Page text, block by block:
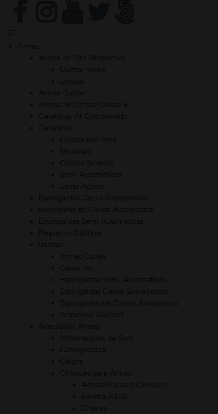
Armas
Armas de Tiro Desportivo
Curtas-novas
Longas
Armas Curtas
Armas de Defesa Classe E
Carabinas Ar Comprimido
Carabinas
Culatra Retilínea
Monotiro
Culatra Simples
Semi Automáticas
Lever Action
Espingardas Canos Sobrepostos
Espingarda de Canos Justapostos
Espingardas Semi Automáticas
Pequenos Calibres
Usadas
Armas Curtas
Carabinas
Espingardas Semi-Automáticas
Espingardas Canos Sobrepostos
Espingardas de Canos Justapostos
Pequenos Calibres
Acessórios Armas
Moderadores de Som
Carregadores
Calços
Choques para Armas
Acessórios para Choques
Beretta A302
Chaves